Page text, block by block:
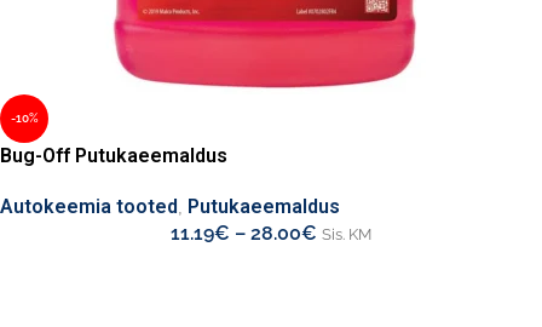
-10%
Bug-Off Putukaeemaldus
Autokeemia tooted, Putukaeemaldus
11.19€ – 28.00€ Sis. KM